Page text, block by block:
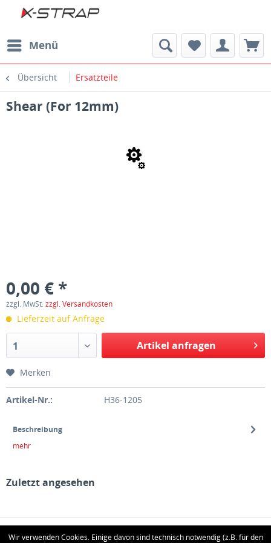
Menü
Übersicht Ersatzteile
Shear (For 12mm)
0,00 € *
zzgl. MwSt.zzgl. Versandkosten
Lieferzeit auf Anfrage
1 Artikel anfragen
Merken
Artikel-Nr.: H36-1205
Beschreibung
mehr
Zuletzt angesehen
Wir verwenden Cookies. Einige davon sind technisch notwendig (z.B. für den